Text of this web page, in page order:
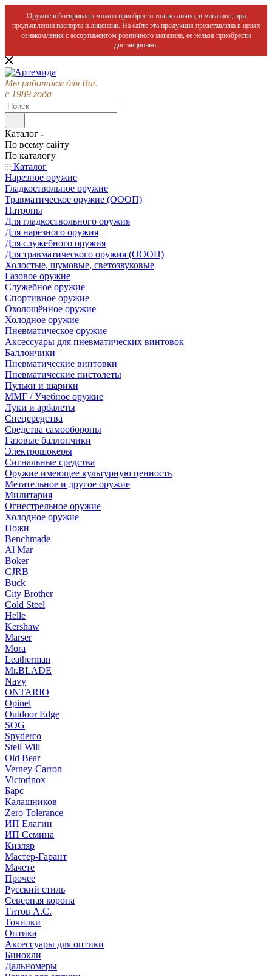
Оружие и боеприпасы можно приобрести только лично, в магазине, при
предъявлении паспорта и лицензии. На сайте эта продукция представлена в целях
ознакомления с ассортиментом розничного магазина, ее нельзя приобрести
дистанционно.
Мы работаем для Вас
с 1989 года
Каталог
По всему сайту
По каталогу
Каталог
Нарезное оружие
Гладкоствольное оружие
Травматическое оружие (ОООП)
Патроны
Для гладкоствольного оружия
Для нарезного оружия
Для служебного оружия
Для травматического оружия (ОООП)
Холостые, шумовые, светозвуковые
Газовое оружие
Служебное оружие
Спортивное оружие
Охолощённое оружие
Холодное оружие
Пневматическое оружие
Аксессуары для пневматических винтовок
Баллончики
Пневматические винтовки
Пневматические пистолеты
Пульки и шарики
ММГ / Учебное оружие
Луки и арбалеты
Спецсредства
Средства самообороны
Газовые баллончики
Электрошокеры
Сигнальные средства
Оружие имеющее культурную ценность
Метательное и другое оружие
Милитария
Огнестрельное оружие
Холодное оружие
Ножи
Benchmade
Al Mar
Boker
CJRB
Buck
City Brother
Cold Steel
Helle
Kershaw
Marser
Mora
Leatherman
Mr.BLADE
Navy
ONTARIO
Opinel
Outdoor Edge
SOG
Spyderco
Stell Will
Old Bear
Verney-Carron
Victorinox
Барс
Калашников
Zero Tolerance
ИП Елагин
ИП Семина
Кизляр
Мастер-Гарант
Мачете
Прочее
Русский стиль
Северная корона
Титов А.С.
Точилки
Оптика
Аксессуары для оптики
Бинокли
Дальномеры